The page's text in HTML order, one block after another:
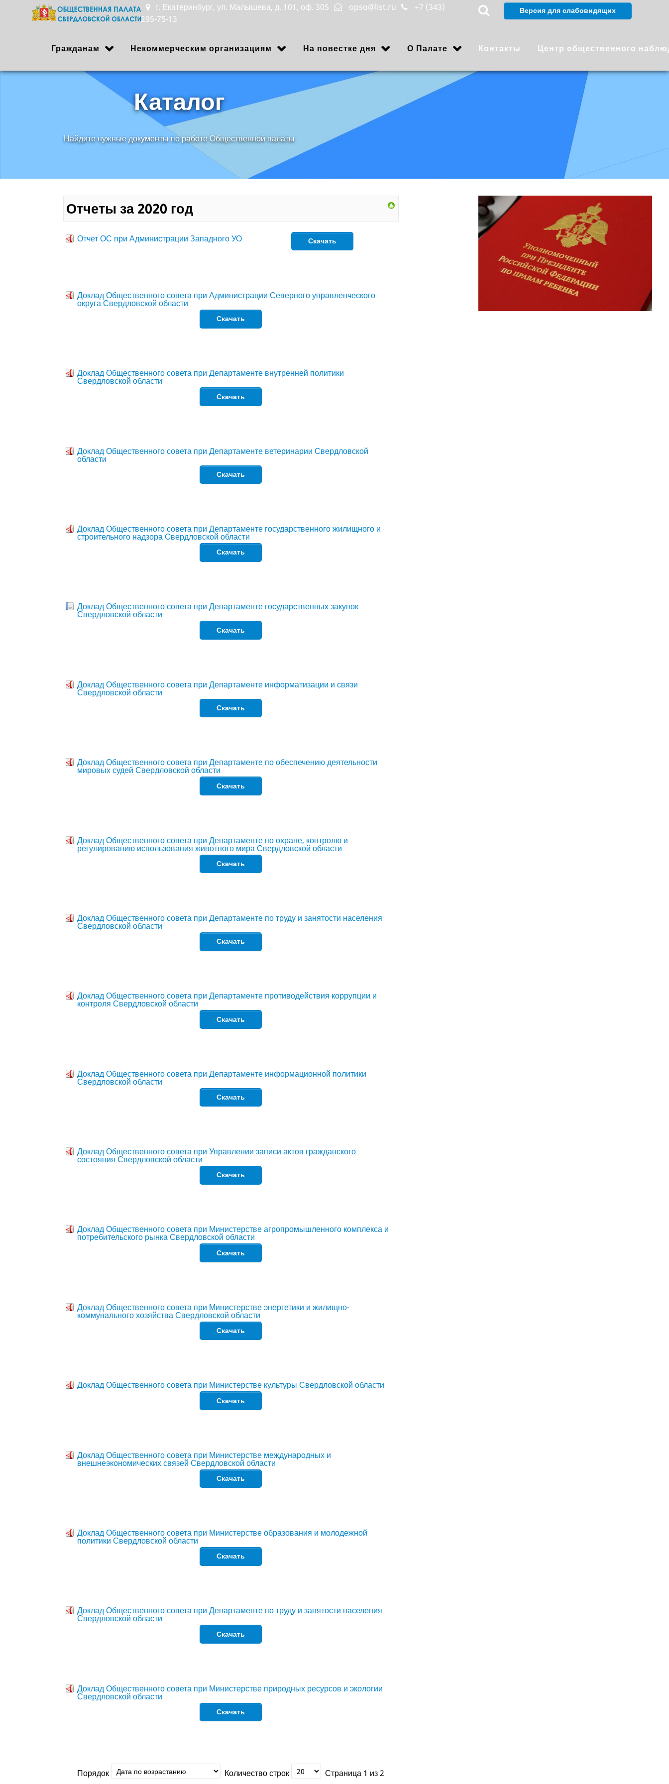
г. Екатеринбург, ул. Малышева, д. 101, оф. 305 opso@list.ru
+7 (343)
295-75-13
Гражданам Некоммерческим организациям На повестке дня О Палате Контакты Центр общественного
Каталог
Найдите нужные документы по работе Общественной палаты
Отчеты за 2020 год
Отчет ОС при Администрации Западного УО Скачать
Доклад Общественного совета при Администрации Северного управленческого
округа Свердловской области
Скачать
Доклад Общественного совета при Департаменте внутренней политики
Свердловской области
Скачать
Доклад Общественного совета при Департаменте ветеринарии Свердловской
области
Скачать
Доклад Общественного совета при Департаменте государственного жилищного и
строительного надзора Свердловской области
Скачать
Доклад Общественного совета при Департаменте государственных закупок
Свердловской области
Скачать
Доклад Общественного совета при Департаменте информатизации и связи
Свердловской области
Скачать
Доклад Общественного совета при Департаменте по обеспечению деятельности
мировых судей Свердловской области
Скачать
Доклад Общественного совета при Департаменте по охране, контролю и
регулированию использования животного мира Свердловской области
Скачать
Доклад Общественного совета при Департаменте по труду и занятости населения
Свердловской области
Скачать
Доклад Общественного совета при Департаменте противодействия коррупции и
контроля Свердловской области
Скачать
Доклад Общественного совета при Департаменте информационной политики
Свердловской области
Скачать
Доклад Общественного совета при Управлении записи актов гражданского
состояния Свердловской области
Скачать
Доклад Общественного совета при Министерстве агропромышленного комплекса и
потребительского рынка Свердловской области
Скачать
Доклад Общественного совета при Министерстве энергетики и жилищно-
коммунального хозяйства Свердловской области
Скачать
Доклад Общественного совета при Министерстве культуры Свердловской области
Скачать
Доклад Общественного совета при Министерстве международных и
внешнеэкономических связей Свердловской области
Скачать
Доклад Общественного совета при Министерстве образования и молодежной
политики Свердловской области
Скачать
Доклад Общественного совета при Департаменте по труду и занятости населения
Свердловской области
Скачать
Доклад Общественного совета при Министерстве природных ресурсов и экологии
Свердловской области
Скачать
Порядок Количество строк Страница 1 из 2